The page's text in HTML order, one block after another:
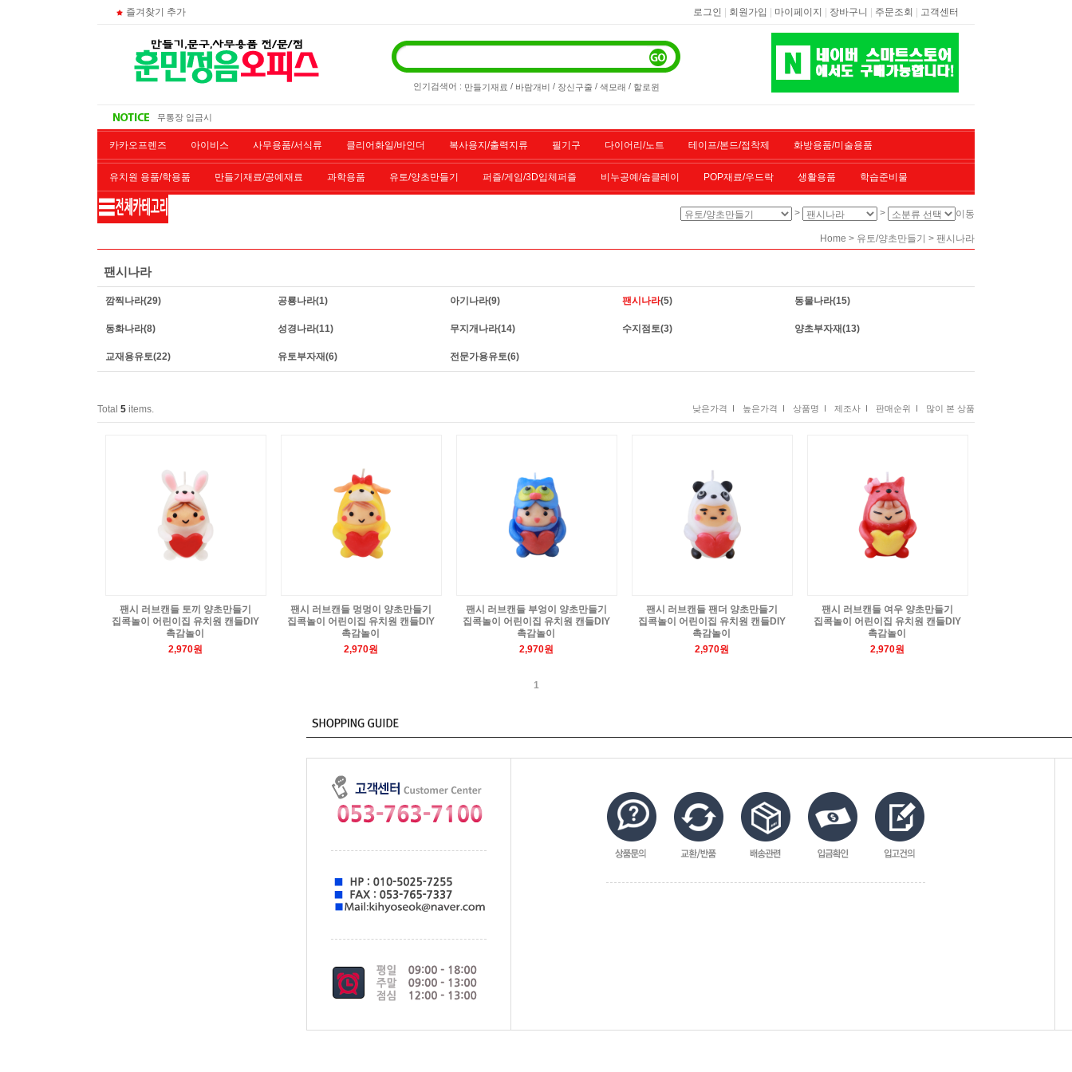
즐겨찾기 추가 로그인 | 회원가입 | 마이페이지 | 장바구니 | 주문조회 | 고객센터
인기검색어 : 만들기재료 / 바람개비 / 장신구줄 / 색모래 / 할로윈
주문 조회
무통장 입금시
카카오프렌즈 아이비스 사무용품/서식류 클리어화일/바인더 복사용지/출력지류 필기구 다이어리/노트 테이프/본드/접착제 화방용품/미술용품
유치원 용품/학용품 만들기재료/공예재료 과학용품 유토/양초만들기 퍼즐/게임/3D입체퍼즐 비누공예/솝클레이 POP재료/우드락 생활용품 학습준비물
재단/제본/코팅 > > 이동
Home > 유토/양초만들기 > 팬시나라
팬시나라
깜찍나라(29) 공룡나라(1) 아기나라(9) 팬시나라(5) 동물나라(15)
동화나라(8) 성경나라(11) 무지개나라(14) 수지점토(3) 양초부자재(13)
교재용유토(22) 유토부자재(6) 전문가용유토(6)
Total 5 items. 낮은가격 I 높은가격 I 상품명 I 제조사 I 판매순위 I 많이 본 상품
팬시 러브캔들 토끼 양초만들기
집콕놀이 어린이집 유치원 캔들DIY
촉감놀이
2,970원
팬시 러브캔들 멍멍이 양초만들기
집콕놀이 어린이집 유치원 캔들DIY
촉감놀이
2,970원
팬시 러브캔들 부엉이 양초만들기
집콕놀이 어린이집 유치원 캔들DIY
촉감놀이
2,970원
팬시 러브캔들 팬더 양초만들기
집콕놀이 어린이집 유치원 캔들DIY
촉감놀이
2,970원
팬시 러브캔들 여우 양초만들기
집콕놀이 어린이집 유치원 캔들DIY
촉감놀이
2,970원
1